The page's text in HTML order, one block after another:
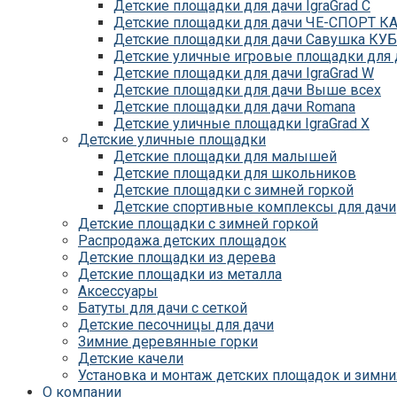
Детские площадки для дачи IgraGrad С
Детские площадки для дачи ЧЕ-СПОРТ
Детские площадки для дачи Савушка КУБ
Детские уличные игровые площадки для
Детские площадки для дачи IgraGrad W
Детские площадки для дачи Выше всех
Детские площадки для дачи Romana
Детские уличные площадки IgraGrad X
Детские площадки для дачи ЛЕГЕНДА
Детские площадки Савушка 4 Сезона
Детские площадки Савушка Мастер
Детские площадки Савушка Мастер
Детские площадки Савушка Мастер 4
Детские площадки Савушка Мастер
Детские площадки Савушка ХИТ
Детские площадки IgraGrad Игруня
Детские площадки для дачи Савушка База
Детские площадки Савушка Бэби Плэй
Детские площадки IgraGrad Старт
Детские площадки для дачи Вертикаль
Детские площадки для дачи Савушка
Детские площадки для дачи ЛЕГЕНДА
Детские площадки Савушка Блэк
Детские площадки Савушка Блэк Эдишн
Детские уличные площадки
Детские площадки для малышей
Детские площадки для школьников
Детские площадки с зимней горкой
Детские спортивные комплексы для дачи
Детские площадки с зимней горкой
Распродажа детских площадок
Детские площадки из дерева
Детские площадки из металла
Аксессуары
Батуты для дачи с сеткой
Детские песочницы для дачи
Зимние деревянные горки
Детские качели
Установка и монтаж детских площадок и
О компании